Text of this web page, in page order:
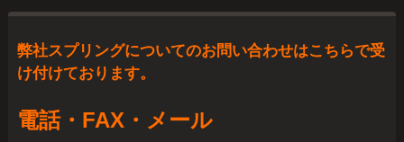
弊社スプリングについてのお問い合わせはこちらで受
け付けております。
電話・FAX・メール